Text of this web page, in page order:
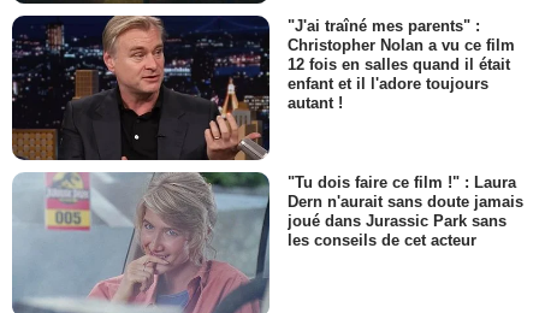
"J'ai traîné mes parents" :
Christopher Nolan a vu ce film
12 fois en salles quand il était
enfant et il l'adore toujours
autant !
"Tu dois faire ce film !" : Laura
Dern n'aurait sans doute jamais
joué dans Jurassic Park sans
les conseils de cet acteur